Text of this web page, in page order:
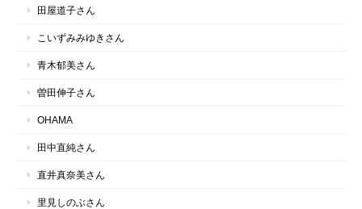
田屋道子さん
こいずみみゆきさん
青木郁美さん
曽田伸子さん
OHAMA
田中直純さん
直井真奈美さん
里見しのぶさん